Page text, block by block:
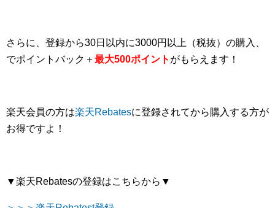
さらに、登録から30日以内に3000円以上（税抜）の購入、
でポイントバック＋最大500ポイント がもらえます！
楽天会員の方は楽天Rebatesに登録されてから購入する方が
お得ですよ！
▼楽天Rebatesの登録はこちらから▼